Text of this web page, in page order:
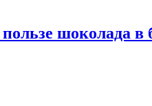
шоколада в